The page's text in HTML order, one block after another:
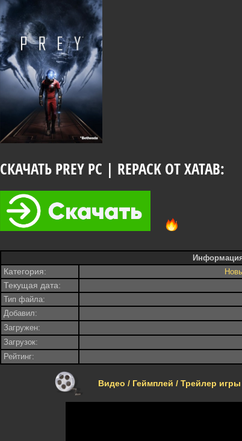
СКАЧАТЬ PREY PC | REPACK ОТ XATAB:
Категория:
Текущая дата:
Тип файла:
Добавил:
Загружен:
Загрузок:
Рейтинг:
Видео / Геймплей / Трейлер